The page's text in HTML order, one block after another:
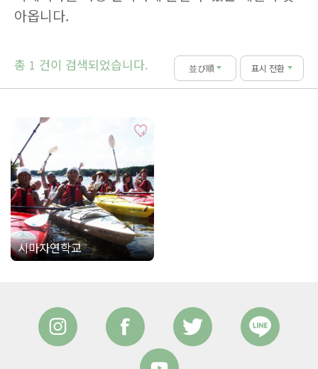
아옵니다.
총 1 건이 검색되었습니다. 並び順 표시 전환
시마자연학교